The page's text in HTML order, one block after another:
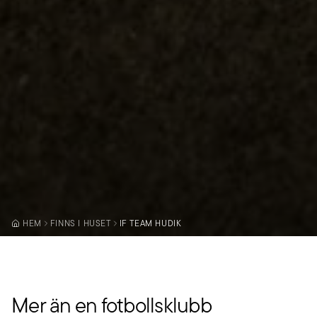
HEM FINNS I HUSET IF TEAM HUDIK
Mer än en fotbollsklubb